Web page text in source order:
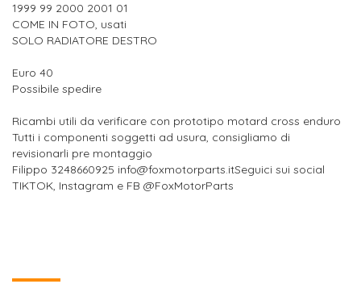
1999 99 2000 2001 01
COME IN FOTO, usati
SOLO RADIATORE DESTRO
Euro 40
Possibile spedire
Ricambi utili da verificare con prototipo motard cross enduro
Tutti i componenti soggetti ad usura, consigliamo di
revisionarli pre montaggio
Filippo 3248660925 info@foxmotorparts.itSeguici sui social
TIKTOK, Instagram e FB @FoxMotorParts